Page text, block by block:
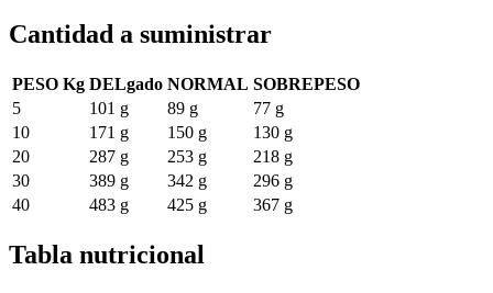
Cantidad a suministrar
PESO Kg DELgado NORMAL SOBREPESO
5
101 g 89 g
77 g
10
171 g 150 g
130 g
20
287 g 253 g
218 g
30
389 g 342 g
296 g
40
483 g 425 g 367 g
Tabla nutricional